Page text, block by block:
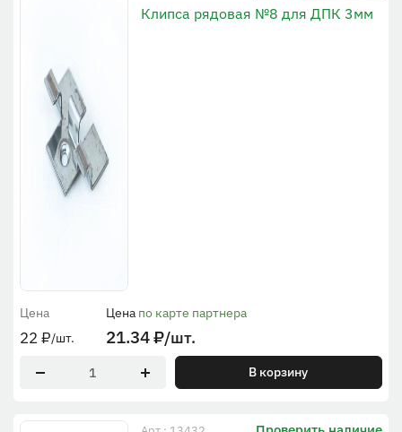
Клипса рядовая №8 для ДПК 3мм
Цена
22 ₽/шт.
Цена по карте партнера
21.34₽/шт.
В корзину